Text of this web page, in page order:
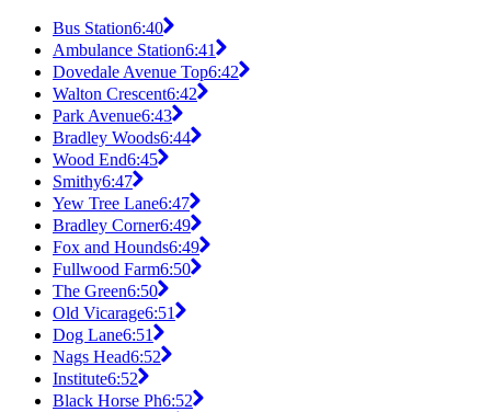
Bus Station6:40
Ambulance Station6:41
Dovedale Avenue Top6:42
Walton Crescent6:42
Park Avenue6:43
Bradley Woods6:44
Wood End6:45
Smithy6:47
Yew Tree Lane6:47
Bradley Corner6:49
Fox and Hounds6:49
Fullwood Farm6:50
The Green6:50
Old Vicarage6:51
Dog Lane6:51
Nags Head6:52
Institute6:52
Black Horse Ph6:52